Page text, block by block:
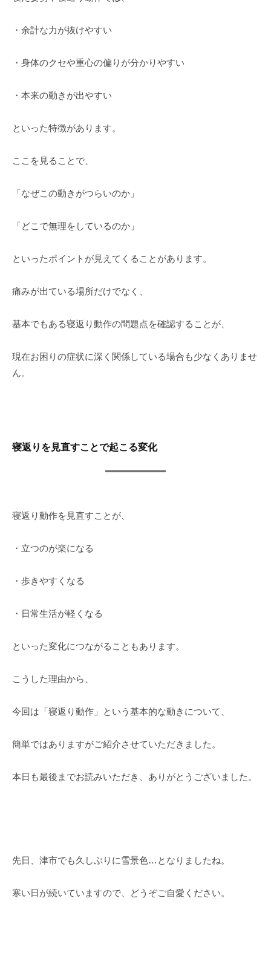
・余計な力が抜けやすい
・身体のクセや重心の偏りが分かりやすい
・本来の動きが出やすい
といった特徴があります。
ここを見ることで、
「なぜこの動きがつらいのか」
「どこで無理をしているのか」
といったポイントが見えてくることがあります。
痛みが出ている場所だけでなく、
基本でもある寝返り動作の問題点を確認することが、
現在お困りの症状に深く関係している場合も少なくありませ
ん。
寝返りを見直すことで起こる変化
寝返り動作を見直すことが、
・立つのが楽になる
・歩きやすくなる
・日常生活が軽くなる
といった変化につながることもあります。
こうした理由から、
今回は「寝返り動作」という基本的な動きについて、
簡単ではありますがご紹介させていただきました。
本日も最後までお読みいただき、ありがとうございました。
先日、津市でも久しぶりに雪景色…となりましたね。
寒い日が続いていますので、どうぞご自愛ください。